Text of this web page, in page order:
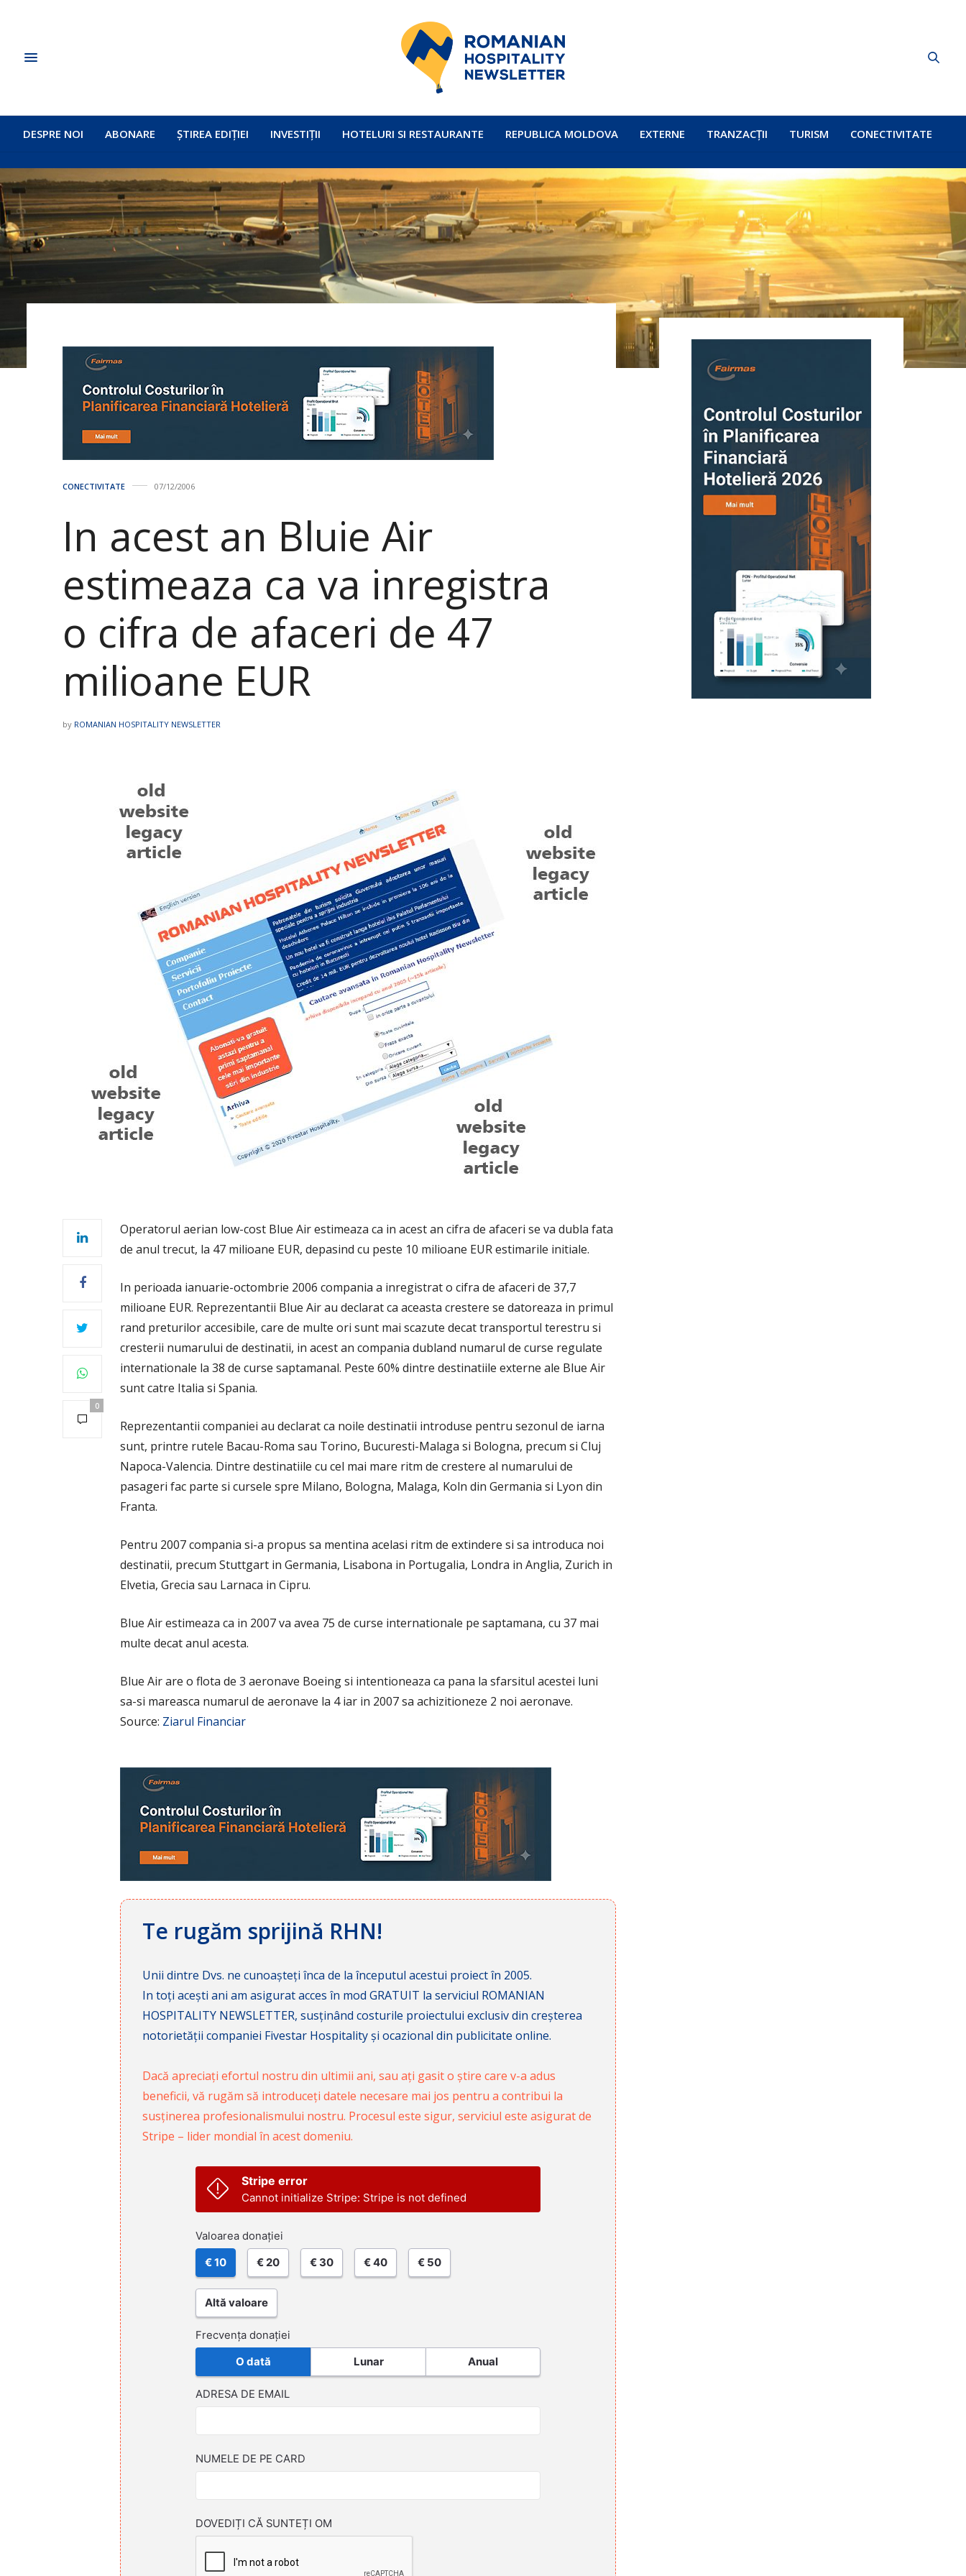
DESPRE NOI ABONARE ȘTIREA EDIȚIEI INVESTIȚII HOTELURI SI RESTAURANTE REPUBLICA MOLDOVA EXTERNE TRANZACȚII TURISM CONECTIVITATE
CONECTIVITATE 07/12/2006
In acest an Bluie Air
estimeaza ca va inregistra
o cifra de afaceri de 47
milioane EUR
by ROMANIAN HOSPITALITY NEWSLETTER
0
Operatorul aerian low-cost Blue Air estimeaza ca in acest an cifra de afaceri se va dubla fata
de anul trecut, la 47 milioane EUR, depasind cu peste 10 milioane EUR estimarile initiale.
In perioada ianuarie-octombrie 2006 compania a inregistrat o cifra de afaceri de 37,7
milioane EUR. Reprezentantii Blue Air au declarat ca aceasta crestere se datoreaza in primul
rand preturilor accesibile, care de multe ori sunt mai scazute decat transportul terestru si
cresterii numarului de destinatii, in acest an compania dubland numarul de curse regulate
internationale la 38 de curse saptamanal. Peste 60% dintre destinatiile externe ale Blue Air
sunt catre Italia si Spania.
Reprezentantii companiei au declarat ca noile destinatii introduse pentru sezonul de iarna
sunt, printre rutele Bacau-Roma sau Torino, Bucuresti-Malaga si Bologna, precum si Cluj
Napoca-Valencia. Dintre destinatiile cu cel mai mare ritm de crestere al numarului de
pasageri fac parte si cursele spre Milano, Bologna, Malaga, Koln din Germania si Lyon din
Franta.
Pentru 2007 compania si-a propus sa mentina acelasi ritm de extindere si sa introduca noi
destinatii, precum Stuttgart in Germania, Lisabona in Portugalia, Londra in Anglia, Zurich in
Elvetia, Grecia sau Larnaca in Cipru.
Blue Air estimeaza ca in 2007 va avea 75 de curse internationale pe saptamana, cu 37 mai
multe decat anul acesta.
Blue Air are o flota de 3 aeronave Boeing si intentioneaza ca pana la sfarsitul acestei luni
sa-si mareasca numarul de aeronave la 4 iar in 2007 sa achizitioneze 2 noi aeronave.
Source: Ziarul Financiar
Te rugăm sprijină RHN!
Unii dintre Dvs. ne cunoașteți înca de la începutul acestui proiect în 2005.
In toți acești ani am asigurat acces în mod GRATUIT la serviciul ROMANIAN
HOSPITALITY NEWSLETTER, susținând costurile proiectului exclusiv din creșterea
notorietății companiei Fivestar Hospitality și ocazional din publicitate online.
Dacă apreciați efortul nostru din ultimii ani, sau ați gasit o știre care v-a adus
beneficii, vă rugăm să introduceți datele necesare mai jos pentru a contribui la
susținerea profesionalismului nostru. Procesul este sigur, serviciul este asigurat de
Stripe – lider mondial în acest domeniu.
Stripe error
Cannot initialize Stripe: Stripe is not defined
Valoarea donației
€ 10 € 20 € 30 € 40 € 50
Altă valoare
Frecvența donației
O dată Lunar Anual
ADRESA DE EMAIL
NUMELE DE PE CARD
DOVEDIȚI CĂ SUNTEȚI OM